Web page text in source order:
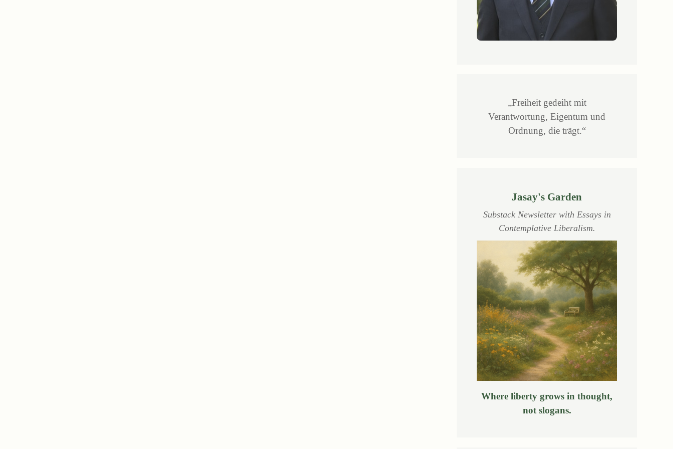
„Freiheit gedeiht mit
Verantwortung, Eigentum und
Ordnung, die trägt.“
Jasay's Garden
Substack Newsletter with Essays in
Contemplative Liberalism.
Where liberty grows in thought,
not slogans.